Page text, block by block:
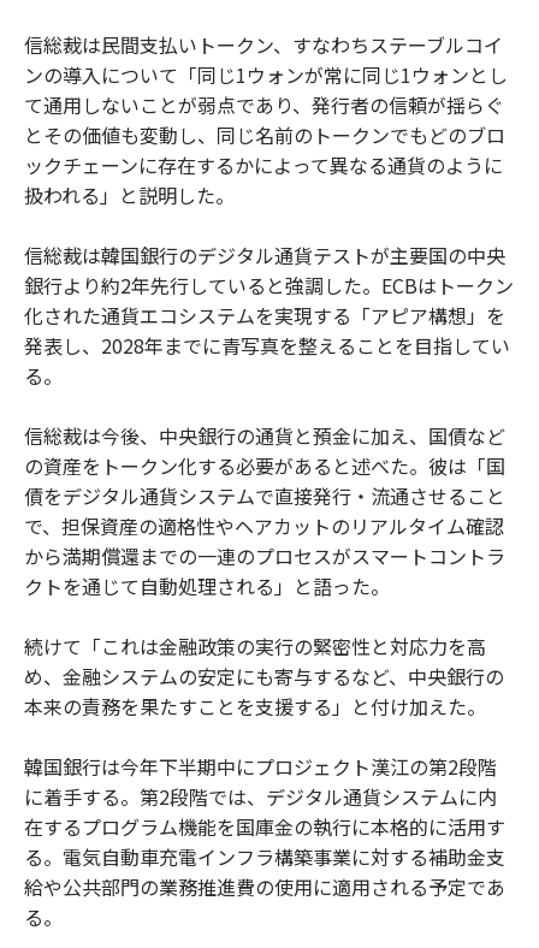
信総裁は民間支払いトークン、すなわちステーブルコイ
ンの導入について「同じ1ウォンが常に同じ1ウォンとし
て通用しないことが弱点であり、発行者の信頼が揺らぐ
とその価値も変動し、同じ名前のトークンでもどのブロ
ックチェーンに存在するかによって異なる通貨のように
扱われる」と説明した。
信総裁は韓国銀行のデジタル通貨テストが主要国の中央
銀行より約2年先行していると強調した。ECBはトークン
化された通貨エコシステムを実現する「アピア構想」を
発表し、2028年までに青写真を整えることを目指してい
る。
信総裁は今後、中央銀行の通貨と預金に加え、国債など
の資産をトークン化する必要があると述べた。彼は「国
債をデジタル通貨システムで直接発行・流通させること
で、担保資産の適格性やヘアカットのリアルタイム確認
から満期償還までの一連のプロセスがスマートコントラ
クトを通じて自動処理される」と語った。
続けて「これは金融政策の実行の緊密性と対応力を高
め、金融システムの安定にも寄与するなど、中央銀行の
本来の責務を果たすことを支援する」と付け加えた。
韓国銀行は今年下半期中にプロジェクト漢江の第2段階
に着手する。第2段階では、デジタル通貨システムに内
在するプログラム機能を国庫金の執行に本格的に活用す
る。電気自動車充電インフラ構築事業に対する補助金支
給や公共部門の業務推進費の使用に適用される予定であ
る。